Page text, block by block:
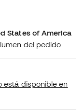
States of America
del pedido
disponible en